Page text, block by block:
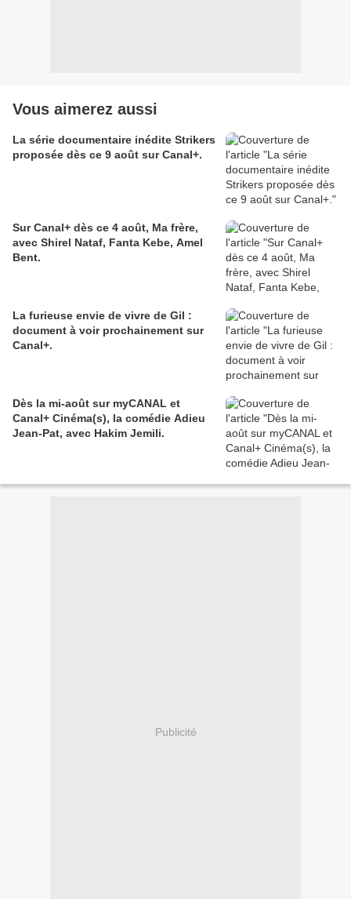
Vous aimerez aussi
La série documentaire inédite Strikers
proposée dès ce 9 août sur Canal+.
Sur Canal+ dès ce 4 août, Ma frère,
avec Shirel Nataf, Fanta Kebe, Amel
Bent.
La furieuse envie de vivre de Gil :
document à voir prochainement sur
Canal+.
Dès la mi-août sur myCANAL et
Canal+ Cinéma(s), la comédie Adieu
Jean-Pat, avec Hakim Jemili.
Publicité